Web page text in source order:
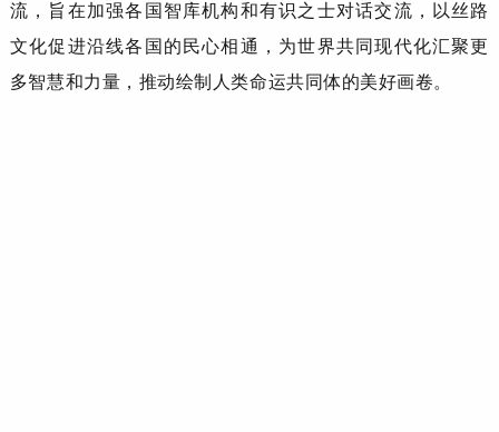
流，旨在加强各国智库机构和有识之士对话交流，以丝路
文化促进沿线各国的民心相通，为世界共同现代化汇聚更
多智慧和力量，推动绘制人类命运共同体的美好画卷。